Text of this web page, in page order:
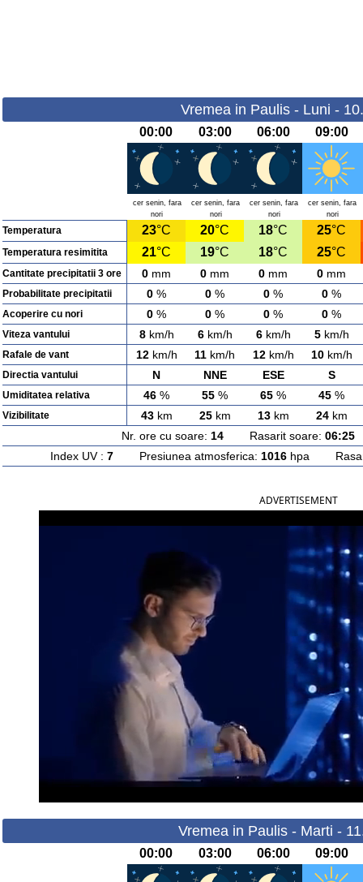
Vremea in Paulis - Luni -
00:00 03:00 06:00 09:00
cer senin, fara
nori
cer senin, fara
nori
cer senin, fara
nori
cer senin, fara
nori
Temperatura 23°C 20°C 18°C 25°C
Temperatura resimitita 21°C 19°C 18°C 25°C
Cantitate precipitatii 3 ore 0 mm 0 mm 0 mm 0 mm
Probabilitate precipitatii 0 % 0 % 0 % 0 %
Acoperire cu nori 0 % 0 % 0 % 0 %
Viteza vantului 8km/h 6km/h 6km/h 5km/h
Rafale de vant 12km/h 11 km/h 12km/h 10km/h
Directia vantului N NNE ESE S
Umiditatea relativa 46 % 55 % 65 % 45 %
Vizibilitate 43km 25km 13km 24km
Nr. ore cu soare: 14Rasarit soare: 06:25
Index UV : 7Presiunea atmosferica: 1016hpa
ADVERTISEMENT
Vremea in Paulis - Marti -
00:00 03:00 06:00 09:00